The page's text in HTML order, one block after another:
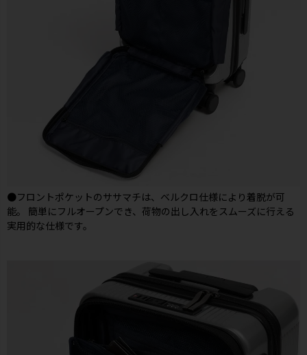
●フロントポケットのササマチは、ベルクロ仕様により着脱が可
能。 簡単にフルオープンでき、荷物の出し入れをスムーズに行える
実用的な仕様です。